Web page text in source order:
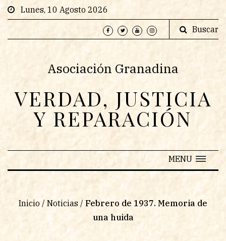
Lunes, 10 Agosto 2026
Buscar
Asociación Granadina
VERDAD, JUSTICIA
Y REPARACIÓN
MENU
Inicio / Noticias / Febrero de 1937. Memoria de
una huida